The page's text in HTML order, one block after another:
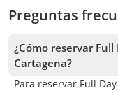
Preguntas
¿Cómo reservar
Cartagena?
Para reservar Full